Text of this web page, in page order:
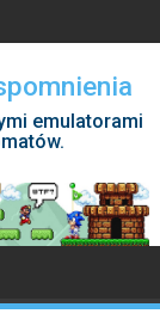
emulatorami